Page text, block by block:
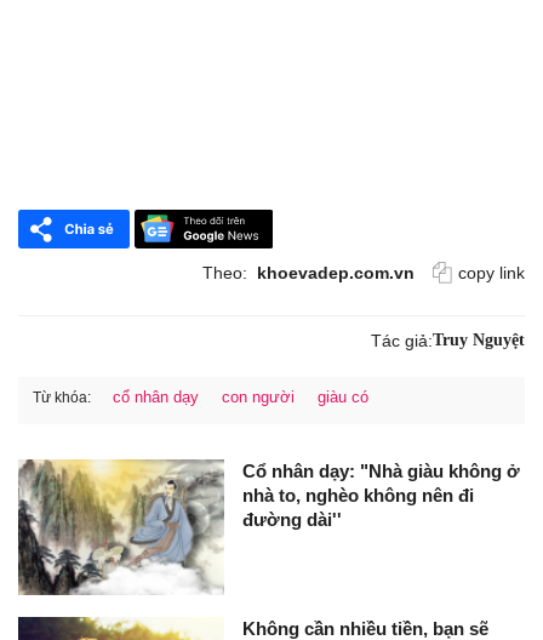
Theo: khoevadep.com.vn copy link
Tác giả:Truy Nguyệt
Từ khóa: cổ nhân dạy con người giàu có
Cổ nhân dạy: "Nhà giàu không ở
nhà to, nghèo không nên đi
đường dài''
Không cần nhiều tiền, bạn sẽ